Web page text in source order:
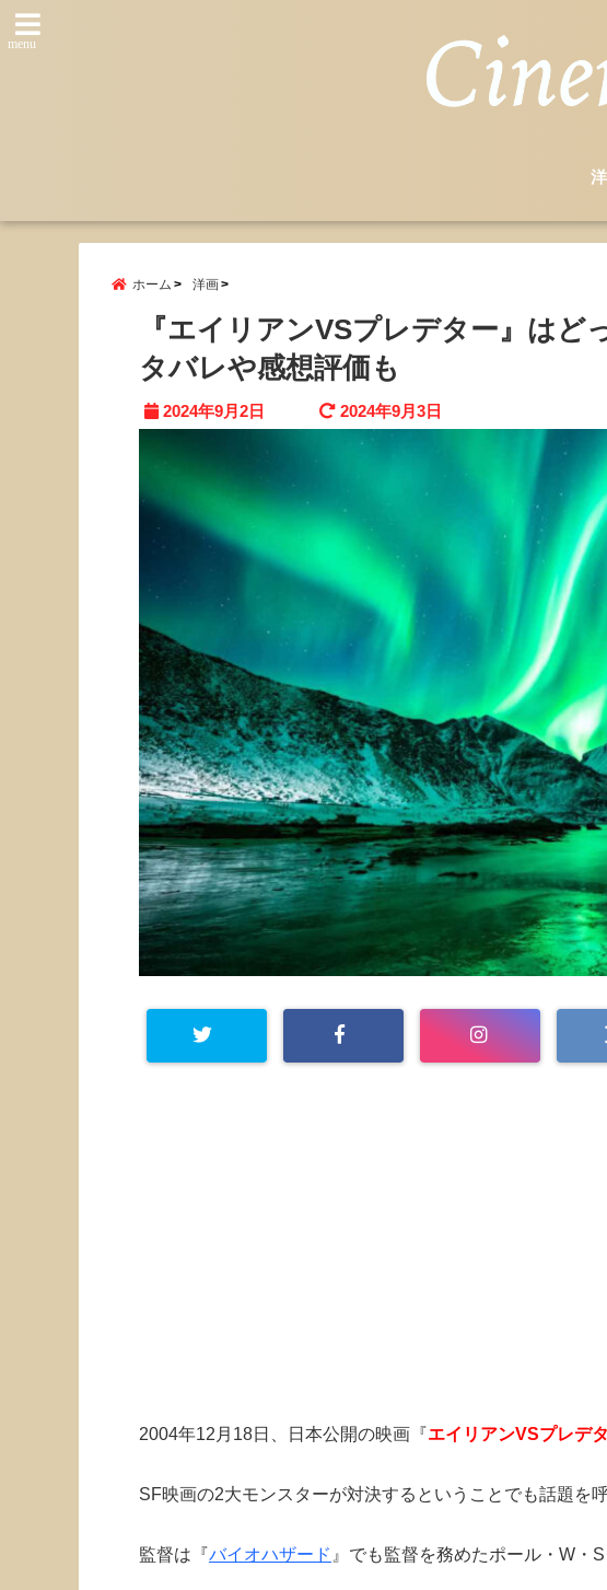
menu
ホーム 洋画
『エイリアンVSプレデター』は
タバレや感想評価も
2024年9月2日 2024年9月3日
2004年12月18日、日本公開の映画『エイリアンVSプレデタ
SF映画の2大モンスターが対決するということでも話題を呼
監督は『バイオハザード 』でも監督を務めたポール・W・